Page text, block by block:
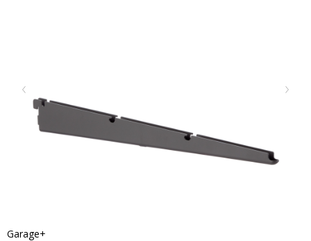
Garage+